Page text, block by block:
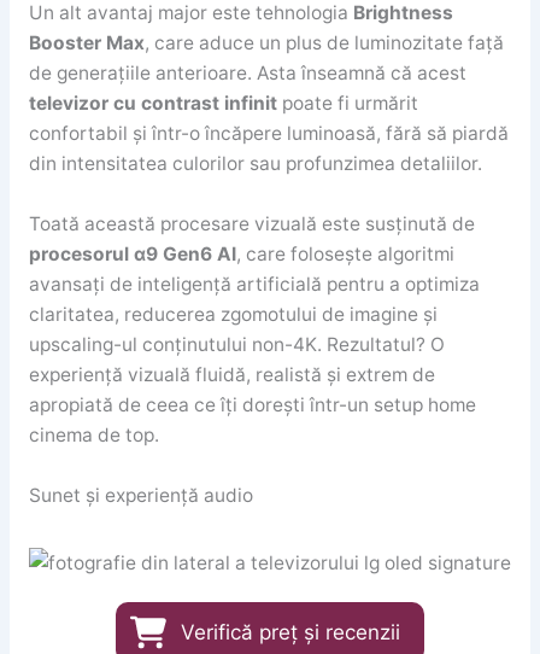
Un alt avantaj major este tehnologia Brightness
Booster Max, care aduce un plus de luminozitate față
de generațiile anterioare. Asta înseamnă că acest
televizor cu contrast infinitpoate fi urmărit
confortabil și într-o încăpere luminoasă, fără să piardă
din intensitatea culorilor sau profunzimea detaliilor.
Toată această procesare vizuală este susținută de
procesorul α9 Gen6 AI, care folosește algoritmi
avansați de inteligență artificială pentru a optimiza
claritatea, reducerea zgomotului de imagine și
upscaling-ul conținutului non-4K. Rezultatul? O
experiență vizuală fluidă, realistă și extrem de
apropiată de ceea ce îți dorești într-un setup home
cinema de top.
Sunet și experiență audio
Verifică preț și recenzii